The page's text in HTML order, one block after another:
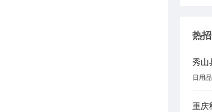
热
秀山
日用
重庆